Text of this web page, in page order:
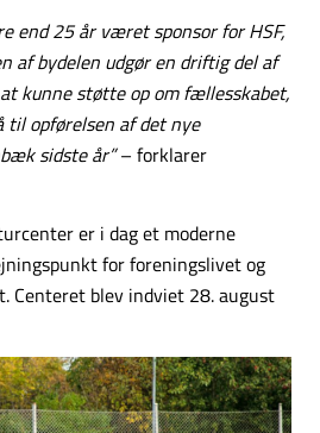
end 25 år været sponsor for HSF,
af bydelen udgør en driftig del af
kunne støtte op om fællesskabet,
til opførelsen af det nye
sidste år”– forklarer
er i dag et moderne
for foreningslivet og
Centeret blev indviet 28. august